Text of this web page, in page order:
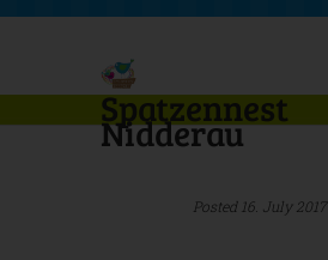
Spatzennest
Nidderau
Posted16. July 2017